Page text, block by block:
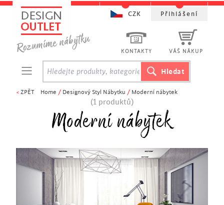
< ZPĚT Home / Designový Styl Nábytku / Moderní nábytek
(1 produktů)
Moderní nábytek
KONTAKTY VÁŠ NÁKUP
CZK Přihlášení